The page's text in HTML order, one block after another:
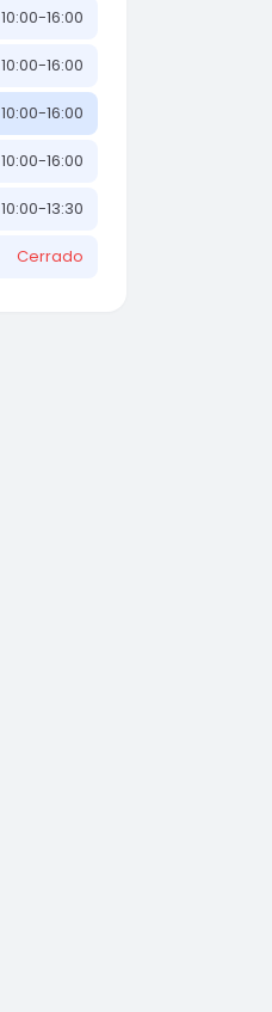
10:00-16:00
10:00-16:00
10:00-16:00
10:00-16:00
10:00-13:30
Cerrado